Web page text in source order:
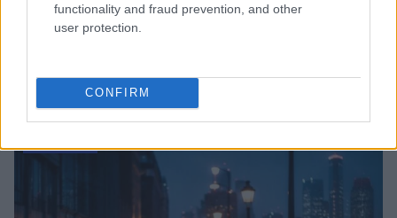
functionality and fraud prevention, and other
user protection.
CONFIRM
finanziaria delle PMI
Edoardo Marchesi · 7 Ago 2026